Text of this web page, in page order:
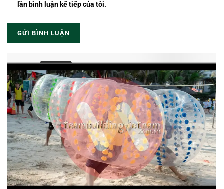
lần bình luận kế tiếp của tôi.